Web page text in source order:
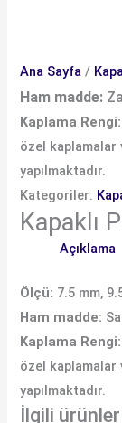
Ana Sayfa /
Ham madde:
Kaplama Rengi:
özel kaplamalar
yapılmaktadır.
Kategoriler:
Kapaklı
Açıklama
Ölçü: 7.5 mm,
Ham madde:
Kaplama Rengi:
özel kaplamalar
yapılmaktadır.
İlgili ürünler